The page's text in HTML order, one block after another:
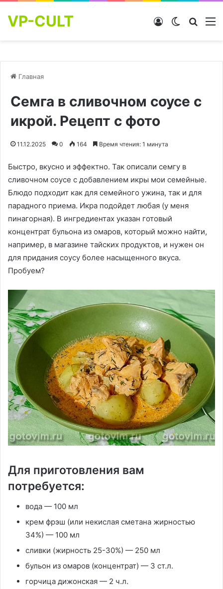
VP-CULT Switch skin
Войти
Главная
Семга в сливочном соусе с
икрой. Рецепт с фото
11.12.2025 0 164 Время чтения: 1 минута
Быстро, вкусно и эффектно. Так описали семгу в
сливочном соусе с добавлением икры мои семейные.
Блюдо подходит как для семейного ужина, так и для
парадного приема. Икра подойдет любая (у меня
пинагорная). В ингредиентах указан готовый
концентрат бульона из омаров, который можно найти,
например, в магазине тайских продуктов, и нужен он
для придания соусу более насыщенного вкуса.
Пробуем?
Для приготовления вам
потребуется:
вода — 100 мл
крем фрэш (или некислая сметана жирностью
34%) — 100 мл
сливки (жирность 25-30%) — 250 мл
бульон из омаров (концентрат) — 3 ст.л.
горчица дижонская — 2 ч.л.